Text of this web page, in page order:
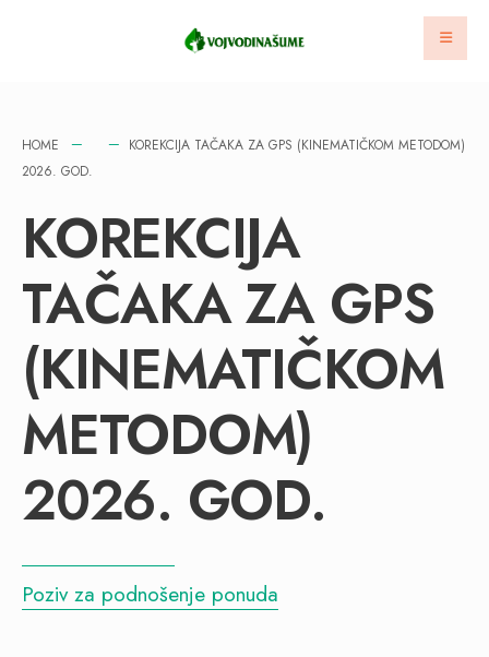
HOME
KOREKCIJA TAČAKA ZA GPS (KINEMATIČKOM METODOM)
2026. GOD.
KOREKCIJA
TAČAKA ZA GPS
(KINEMATIČKOM
METODOM)
2026. GOD.
Poziv za podnošenje ponuda